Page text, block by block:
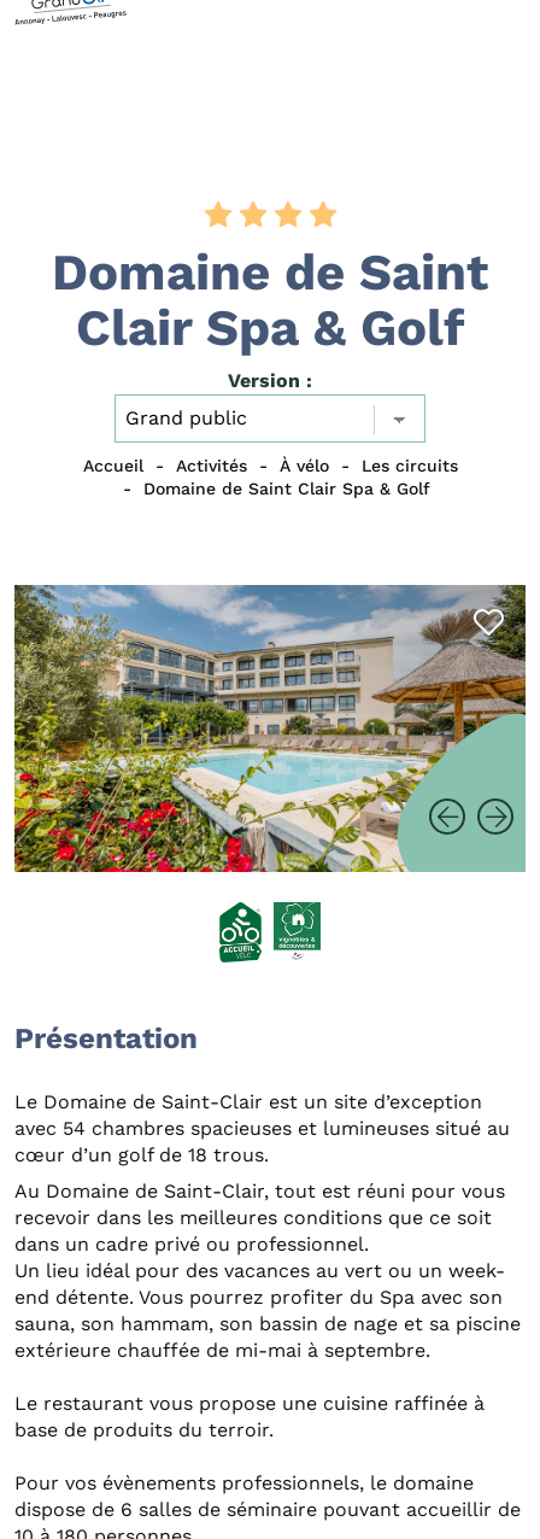
Domaine de Saint
Clair Spa & Golf
Version :
Accueil Activités À vélo
Les circuits
Domaine de Saint Clair Spa & Golf
Présentation
Le Domaine de Saint-Clair est un site d’exception
avec 54 chambres spacieuses et lumineuses situé au
cœur d’un golf de 18 trous.
Au Domaine de Saint-Clair, tout est réuni pour vous
recevoir dans les meilleures conditions que ce soit
dans un cadre privé ou professionnel.
Un lieu idéal pour des vacances au vert ou un week-
end détente. Vous pourrez profiter du Spa avec son
sauna, son hammam, son bassin de nage et sa piscine
extérieure chauffée de mi-mai à septembre.
Le restaurant vous propose une cuisine raffinée à
base de produits du terroir.
Pour vos évènements professionnels, le domaine
dispose de 6 salles de séminaire pouvant accueillir de